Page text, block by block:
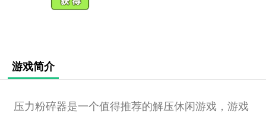
游戏简介
压力粉碎器是一个值得推荐的解压休闲游戏，游戏